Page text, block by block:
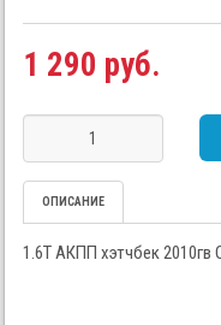
1 290 руб.
ОПИСАНИЕ
1.6T АКПП хэтчбек 2010гв